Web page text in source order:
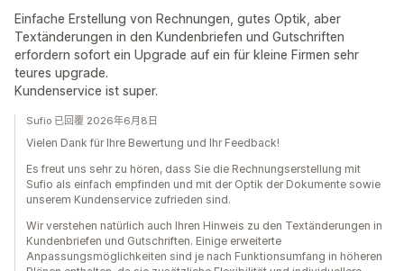
Einfache Erstellung von Rechnungen, gutes Optik, aber
Textänderungen in den Kundenbriefen und Gutschriften
erfordern sofort ein Upgrade auf ein für kleine Firmen sehr
teures upgrade.
Kundenservice ist super.
Sufio 已回覆 2026年6月8日
Vielen Dank für Ihre Bewertung und Ihr Feedback!
Es freut uns sehr zu hören, dass Sie die Rechnungserstellung mit
Sufio als einfach empfinden und mit der Optik der Dokumente sowie
unserem Kundenservice zufrieden sind.
Wir verstehen natürlich auch Ihren Hinweis zu den Textänderungen in
Kundenbriefen und Gutschriften. Einige erweiterte
Anpassungsmöglichkeiten sind je nach Funktionsumfang in höheren